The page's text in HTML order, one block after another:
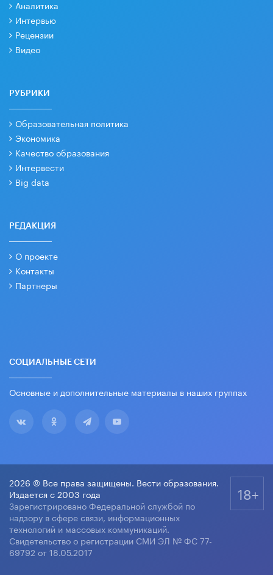
Аналитика
Интервью
Рецензии
Видео
РУБРИКИ
Образовательная политика
Экономика
Качество образования
Интервести
Big data
РЕДАКЦИЯ
О проекте
Контакты
Партнеры
СОЦИАЛЬНЫЕ СЕТИ
Основные и дополнительные материалы в наших группах
2026 © Все права защищены. Вести образования.
Издается с 2003 года
Зарегистрировано Федеральной службой по
надзору в сфере связи, информационных
технологий и массовых коммуникаций.
Свидетельство о регистрации СМИ ЭЛ № ФС 77-
69792 от 18.05.2017
18+